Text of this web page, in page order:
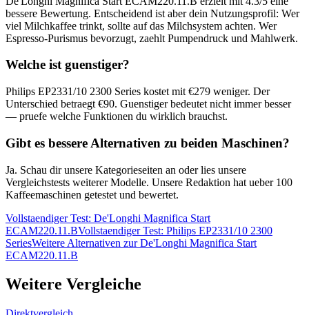
bessere Bewertung. Entscheidend ist aber dein Nutzungsprofil: Wer
viel Milchkaffee trinkt, sollte auf das Milchsystem achten. Wer
Espresso-Purismus bevorzugt, zaehlt Pumpendruck und Mahlwerk.
Welche ist guenstiger?
Philips EP2331/10 2300 Series kostet mit €279 weniger. Der
Unterschied betraegt €90. Guenstiger bedeutet nicht immer besser
— pruefe welche Funktionen du wirklich brauchst.
Gibt es bessere Alternativen zu beiden Maschinen?
Ja. Schau dir unsere Kategorieseiten an oder lies unsere
Vergleichstests weiterer Modelle. Unsere Redaktion hat ueber 100
Kaffeemaschinen getestet und bewertet.
Vollstaendiger Test: De'Longhi Magnifica Start
ECAM220.11.BVollstaendiger Test: Philips EP2331/10 2300
SeriesWeitere Alternativen zurDe'Longhi Magnifica Start
ECAM220.11.B
Weitere Vergleiche